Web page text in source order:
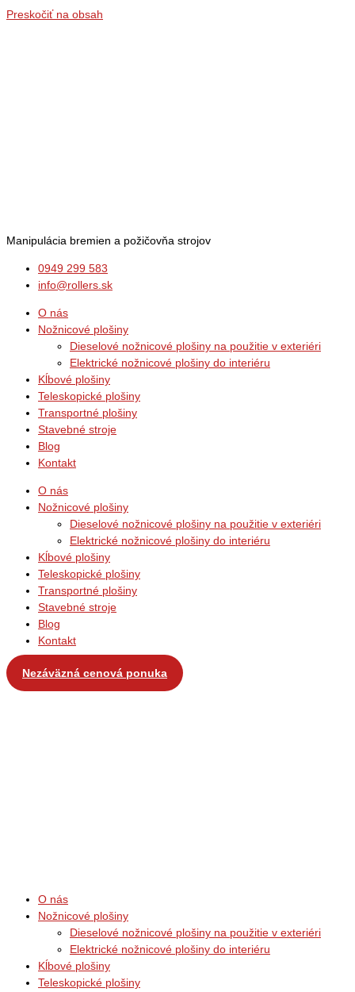
Preskočiť na obsah
Manipulácia bremien a požičovňa strojov
0949 299 583
info@rollers.sk
O nás
Nožnicové plošiny
Dieselové nožnicové plošiny na použitie v exteriéri
Elektrické nožnicové plošiny do interiéru
Kĺbové plošiny
Teleskopické plošiny
Transportné plošiny
Stavebné stroje
Blog
Kontakt
O nás
Nožnicové plošiny
Dieselové nožnicové plošiny na použitie v exteriéri
Elektrické nožnicové plošiny do interiéru
Kĺbové plošiny
Teleskopické plošiny
Transportné plošiny
Stavebné stroje
Blog
Kontakt
Nezáväzná cenová ponuka
O nás
Nožnicové plošiny
Dieselové nožnicové plošiny na použitie v exteriéri
Elektrické nožnicové plošiny do interiéru
Kĺbové plošiny
Teleskopické plošiny